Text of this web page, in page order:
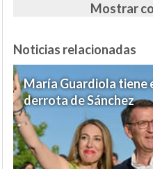
Mostrar
Noticias relacionadas
María Guardiola tiene
derrota de Sánchez